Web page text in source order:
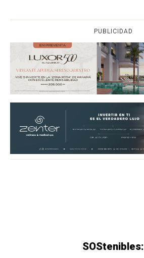
PUBLICIDAD
SOStenibles: